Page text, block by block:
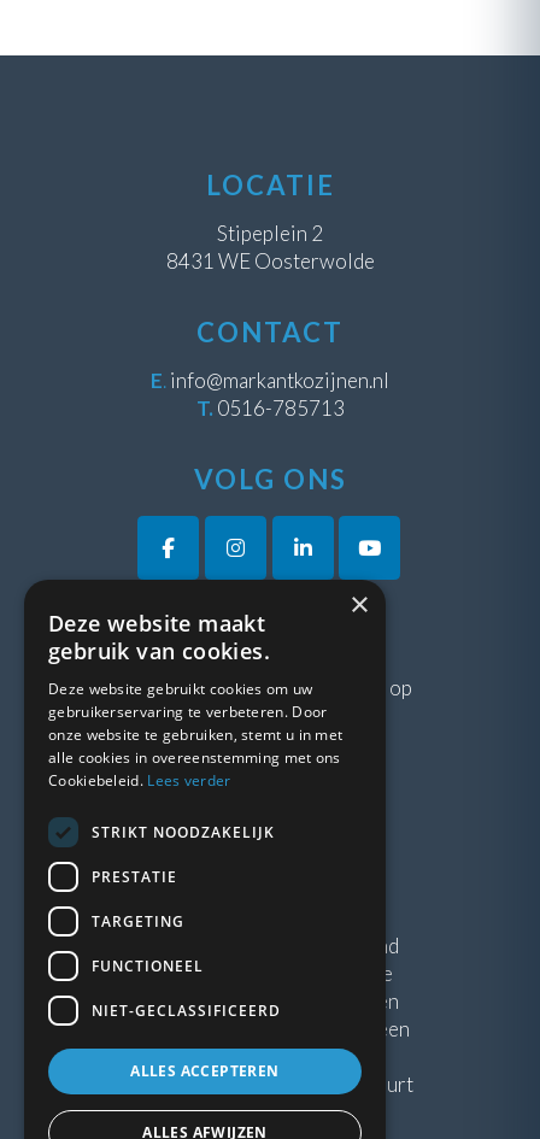
LOCATIE
Stipeplein 2
8431 WE Oosterwolde
CONTACT
E.info@markantkozijnen.nl
T. 0516-785713
VOLG ONS
VRAGEN?
Neem gerustcontactmet ons op
LINKS
Blogs
Algemene voorwaarden
Kunststof Kozijnen Friesland
Kunststof kozijnen Drenthe
Kunststof Kozijnen Drachten
Kunststof Kozijnen Hoogeveen
Kunststof kozijnen in jouw buurt
×
Deze website maakt
gebruik van cookies.
Deze website gebruikt cookies om uw
gebruikerservaring te verbeteren. Door
onze website te gebruiken, stemt u in met
alle cookies in overeenstemming met ons
Cookiebeleid. Lees verder
STRIKT NOODZAKELIJK
PRESTATIE
TARGETING
FUNCTIONEEL
NIET-GECLASSIFICEERD
ALLES ACCEPTEREN
ALLES AFWIJZEN